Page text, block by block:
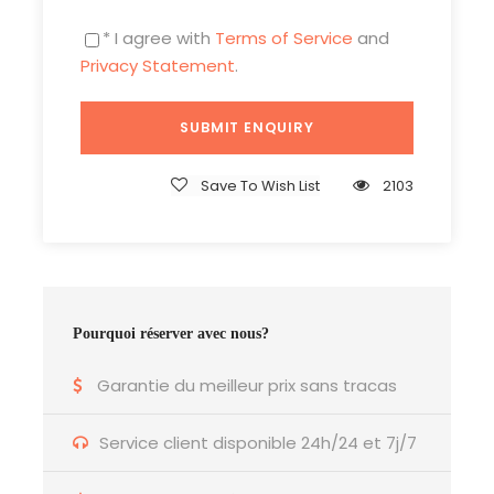
* I agree with Terms of Service and
Privacy Statement.
Save To Wish List 2103
Pourquoi réserver avec nous?
Garantie du meilleur prix sans tracas
Service client disponible 24h/24 et 7j/7